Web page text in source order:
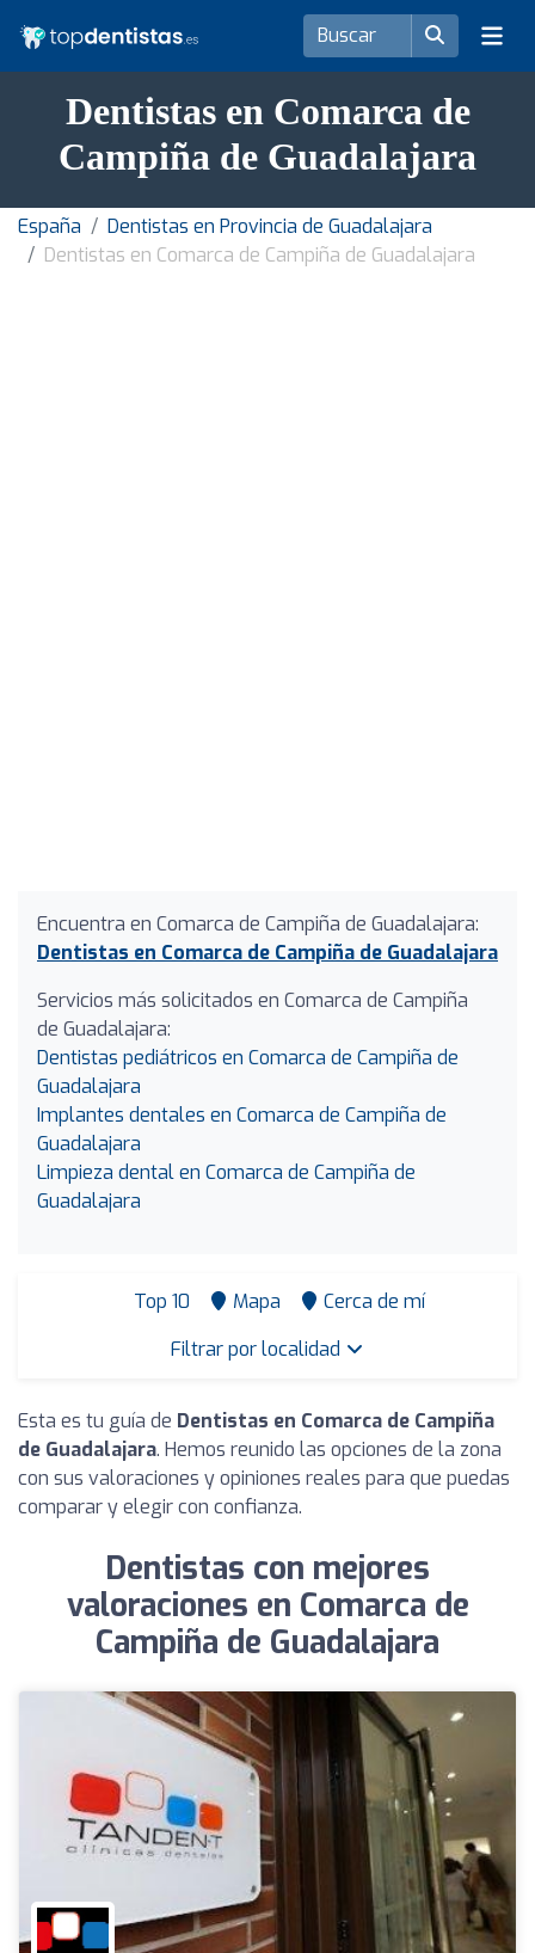
Dentistas en Comarca de
Campiña de Guadalajara
España
Dentistas en Provincia de Guadalajara
Dentistas en Comarca de Campiña de Guadalajara
Encuentra en Comarca de Campiña de Guadalajara:
Dentistas en Comarca de Campiña de Guadalajara
Servicios más solicitados en Comarca de Campiña
de Guadalajara:
Dentistas pediátricos en Comarca de Campiña de
Guadalajara
Implantes dentales en Comarca de Campiña de
Guadalajara
Limpieza dental en Comarca de Campiña de
Guadalajara
Top 10 Mapa
Cerca de mí
Filtrar por localidad
Esta es tu guía de Dentistas en Comarca de Campiña
de Guadalajara. Hemos reunido las opciones de la zona
con sus valoraciones y opiniones reales para que puedas
comparar y elegir con confianza.
Dentistas con mejores
valoraciones en Comarca de
Campiña de Guadalajara